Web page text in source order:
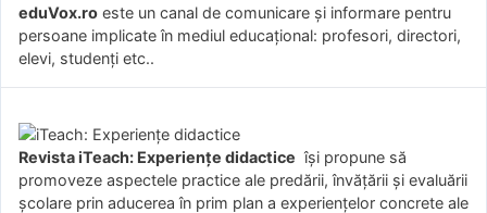
eduVox.ro este un canal de comunicare și informare pentru
persoane implicate în mediul educațional: profesori, directori,
elevi, studenți etc..
Revista iTeach: Experienţe didactice îşi propune să
promoveze aspectele practice ale predării, învăţării şi evaluării
şcolare prin aducerea în prim plan a experienţelor concrete ale